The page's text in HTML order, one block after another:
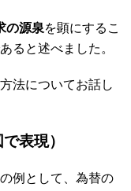
の源泉を顕にするこ
ると述べました。
法についてお話し
表現）
例として、為替の